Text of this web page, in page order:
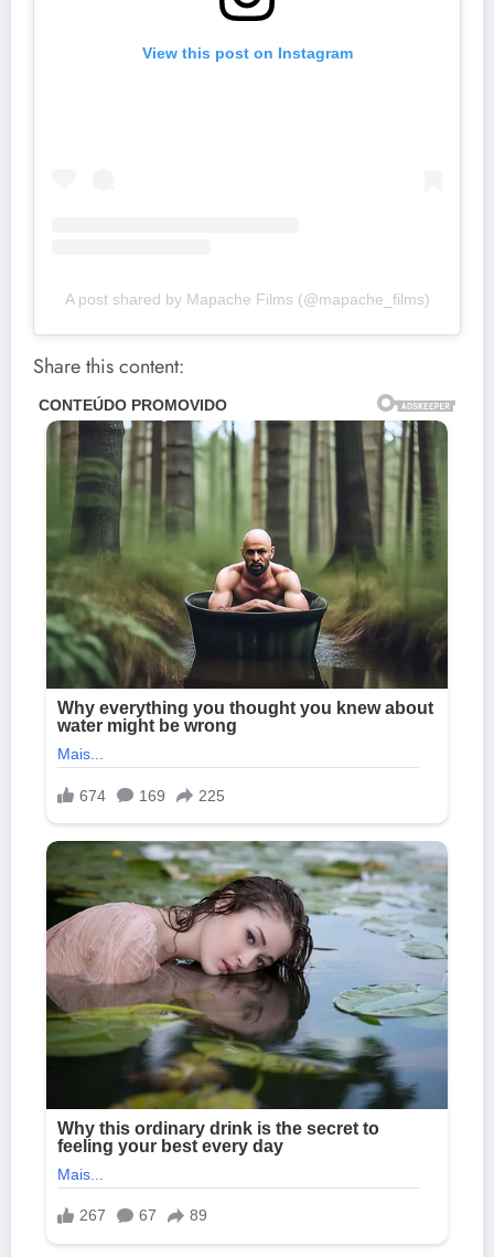
View this post on Instagram
A post shared by Mapache Films (@mapache_films)
Share this content: